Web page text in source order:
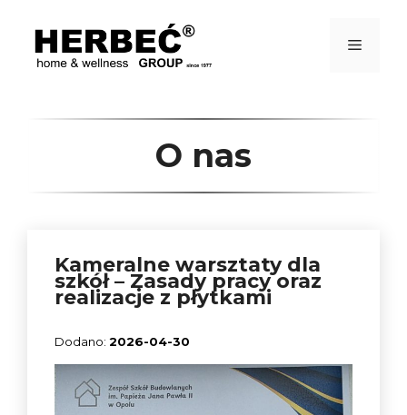
Menu
O nas
Kameralne warsztaty dla
szkół – Zasady pracy oraz
realizacje z płytkami
2026-04-30